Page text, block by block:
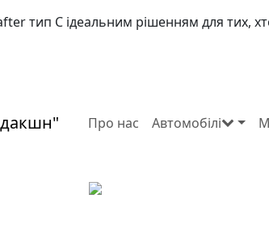
тип С ідеальним рішенням для тих,
Про нас Автомобілі